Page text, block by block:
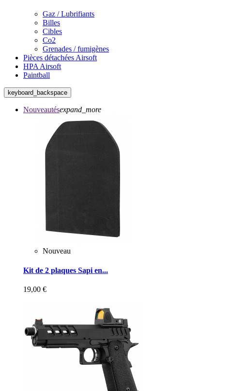
Gaz / Lubrifiants
Billes
Cibles
Co2
Grenades / fumigènes
Pièces détachées Airsoft
HPA Airsoft
Paintball
keyboard_backspace
Nouveautésexpand_more
Nouveau
Kit de 2 plaques Sapi en...
19,00 €